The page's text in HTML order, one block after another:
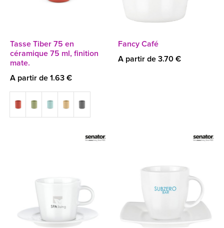
Tasse Tiber 75 en
céramique 75 ml, finition
mate.
A partir de 1.63 €
Fancy Café
A partir de 3.70 €